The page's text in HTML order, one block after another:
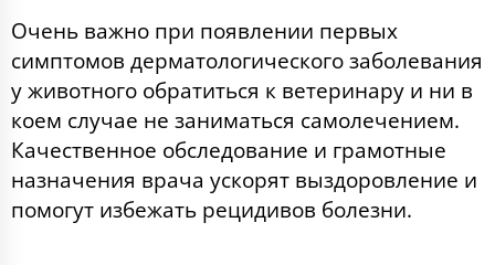
Очень важно при появлении первых
симптомов дерматологического заболевания
у животного обратиться к ветеринару и ни в
коем случае не заниматься самолечением.
Качественное обследование и грамотные
назначения врача ускорят выздоровление и
помогут избежать рецидивов болезни.